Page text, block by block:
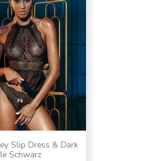
Slip Dress & Dark
Schwarz